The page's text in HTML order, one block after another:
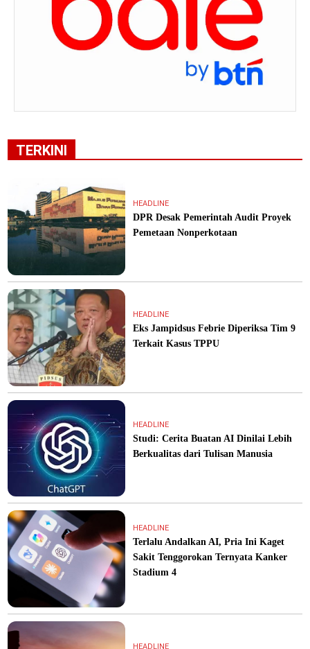
TERKINI
HEADLINE
DPR Desak Pemerintah Audit Proyek
Pemetaan Nonperkotaan
HEADLINE
Eks Jampidsus Febrie Diperiksa Tim 9
Terkait Kasus TPPU
HEADLINE
Studi: Cerita Buatan AI Dinilai Lebih
Berkualitas dari Tulisan Manusia
HEADLINE
Terlalu Andalkan AI, Pria Ini Kaget
Sakit Tenggorokan Ternyata Kanker
Stadium 4
HEADLINE